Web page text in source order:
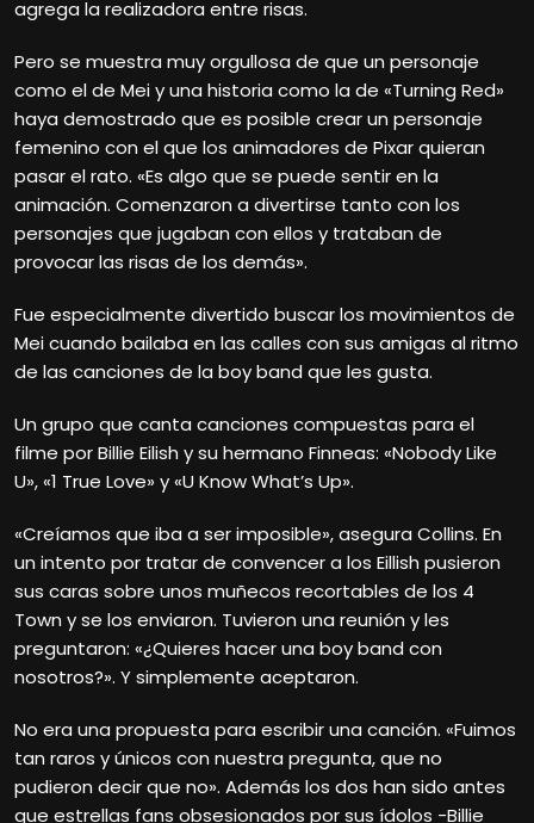
agrega la realizadora entre risas.
Pero se muestra muy orgullosa de que un personaje
como el de Mei y una historia como la de «Turning Red»
haya demostrado que es posible crear un personaje
femenino con el que los animadores de Pixar quieran
pasar el rato. «Es algo que se puede sentir en la
animación. Comenzaron a divertirse tanto con los
personajes que jugaban con ellos y trataban de
provocar las risas de los demás».
Fue especialmente divertido buscar los movimientos de
Mei cuando bailaba en las calles con sus amigas al ritmo
de las canciones de la boy band que les gusta.
Un grupo que canta canciones compuestas para el
filme por Billie Eilish y su hermano Finneas: «Nobody Like
U», «1 True Love» y «U Know What’s Up».
«Creíamos que iba a ser imposible», asegura Collins. En
un intento por tratar de convencer a los Eillish pusieron
sus caras sobre unos muñecos recortables de los 4
Town y se los enviaron. Tuvieron una reunión y les
preguntaron: «¿Quieres hacer una boy band con
nosotros?». Y simplemente aceptaron.
No era una propuesta para escribir una canción. «Fuimos
tan raros y únicos con nuestra pregunta, que no
pudieron decir que no». Además los dos han sido antes
que estrellas fans obsesionados por sus ídolos -Billie